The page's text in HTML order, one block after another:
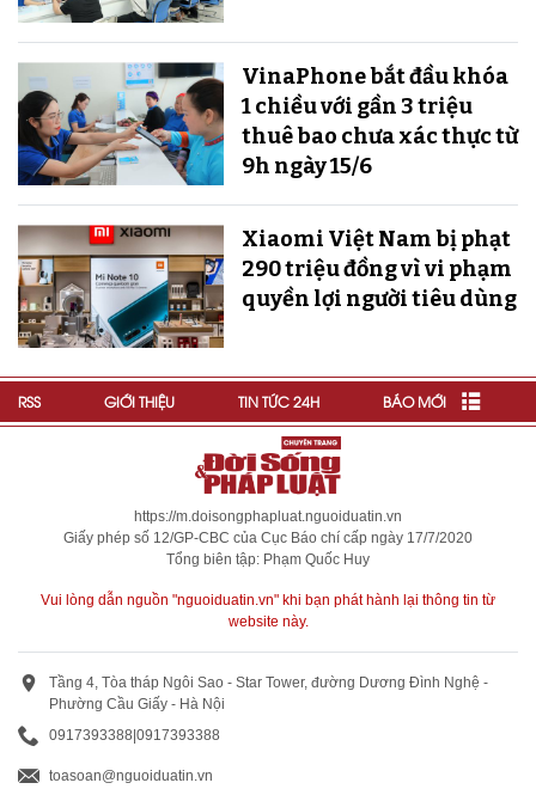
VinaPhone bắt đầu khóa
1 chiều với gần 3 triệu
thuê bao chưa xác thực từ
9h ngày 15/6
Xiaomi Việt Nam bị phạt
290 triệu đồng vì vi phạm
quyền lợi người tiêu dùng
RSS GIỚI THIỆU TIN TỨC 24H BÁO MỚI
https://m.doisongphapluat.nguoiduatin.vn
Giấy phép số 12/GP-CBC của Cục Báo chí cấp ngày 17/7/2020
Tổng biên tập: Phạm Quốc Huy
Vui lòng dẫn nguồn "nguoiduatin.vn" khi bạn phát hành lại thông tin từ
website này.
Tầng 4, Tòa tháp Ngôi Sao - Star Tower, đường Dương Đình Nghệ -
Phường Cầu Giấy - Hà Nội
0917393388 0917393388
toasoan@nguoiduatin.vn